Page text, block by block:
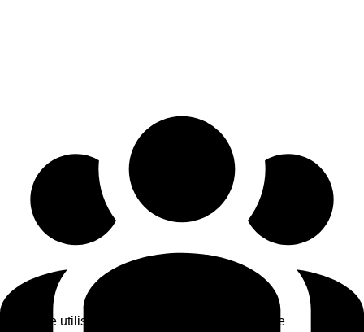
Ce site utilise des cookies pour améliorer votre